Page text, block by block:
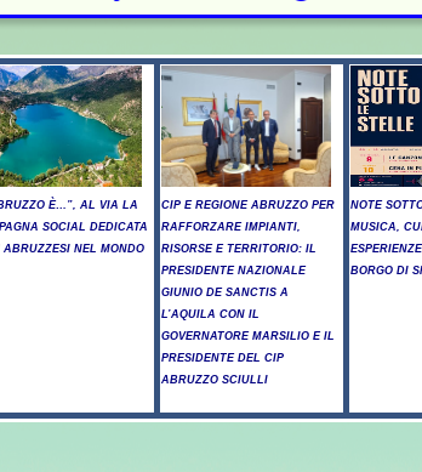
È…”, AL VIA LA
SOCIAL DEDICATA
ABRUZZESI NEL MONDO
CIP E REGIONE ABRUZZO PER
RAFFORZARE IMPIANTI,
RISORSE E TERRITORIO: IL
PRESIDENTE NAZIONALE
GIUNIO DE SANCTIS A
L’AQUILA CON IL
GOVERNATORE MARSILIO E IL
PRESIDENTE DEL CIP
ABRUZZO SCIULLI
NOTE
MUSICA,
BORGO DI